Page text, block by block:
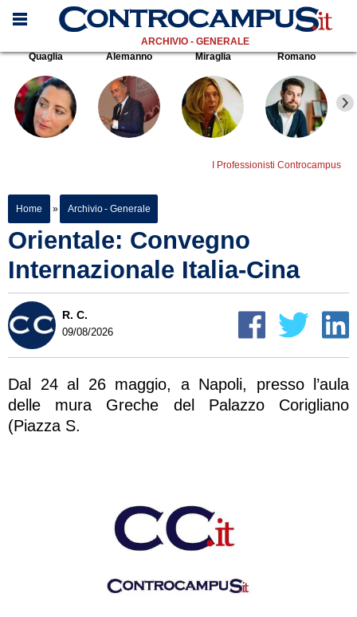
ARCHIVIO - GENERALE
Quaglia
Alemanno Miraglia Romano
I Professionisti Controcampus
Home » Archivio - Generale
Orientale: Convegno
Internazionale Italia-Cina
R. C.
09/08/2026
Dal 24 al 26 maggio, a Napoli, presso l’aula
delle mura Greche del Palazzo Corigliano
(Piazza S.